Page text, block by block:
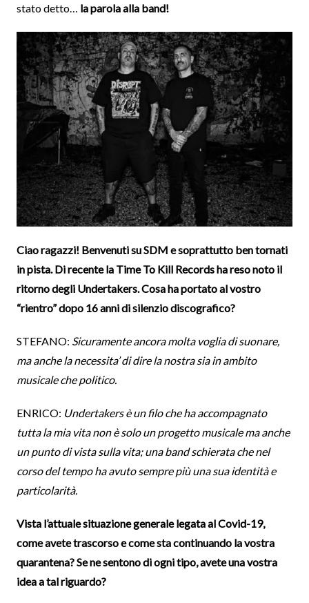
stato detto… la parola alla band!
Ciao ragazzi! Benvenuti su SDM e soprattutto ben tornati
in pista. Di recente la Time To Kill Records ha reso noto il
ritorno degli Undertakers. Cosa ha portato al vostro
“rientro” dopo 16 anni di silenzio discografico?
STEFANO: Sicuramente ancora molta voglia di suonare,
ma anche la necessita’ di dire la nostra sia in ambito
musicale che politico.
ENRICO: Undertakers è un filo che ha accompagnato
tutta la mia vita non è solo un progetto musicale ma anche
un punto di vista sulla vita; una band schierata che nel
corso del tempo ha avuto sempre più una sua identità e
particolarità.
Vista l’attuale situazione generale legata al Covid-19,
come avete trascorso e come sta continuando la vostra
quarantena? Se ne sentono di ogni tipo, avete una vostra
idea a tal riguardo?